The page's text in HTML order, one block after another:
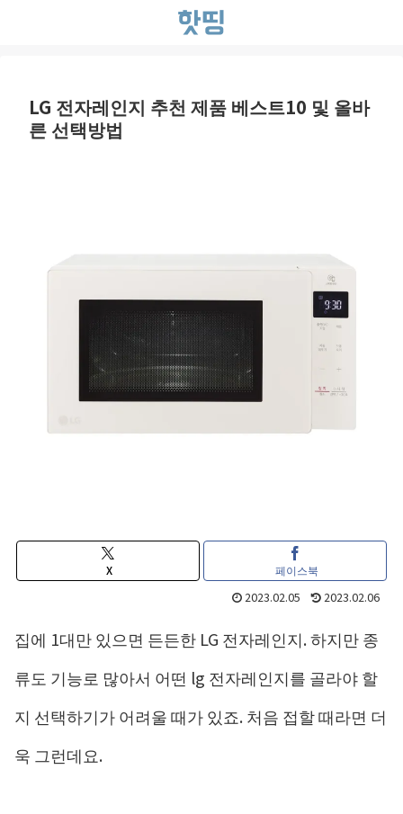
LG 전자레인지 추천 제품 베스트10 및 올바
른 선택방법
X 페이스북
2023.02.05 2023.02.06
집에 1대만 있으면 든든한 LG 전자레인지. 하지만 종
류도 기능로 많아서 어떤 lg 전자레인지를 골라야 할
지 선택하기가 어려울 때가 있죠. 처음 접할 때라면 더
욱 그런데요.